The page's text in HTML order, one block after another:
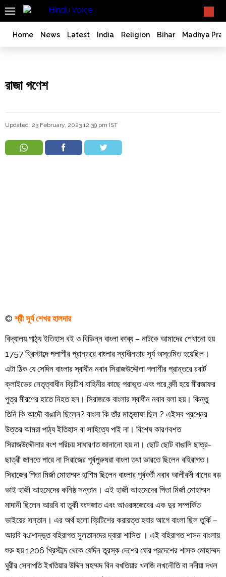
SEARCH
India
Bangladesh
World
Love
Jihad
Opinion
Home News Latest India Religion Bihar Madhya
রাজা গণেশ
Updated: 23 February, 2023 12:39 pm IST
©শ্রী সূর্য শেখর হালদার
বিদ্যালয় পাঠ্য ইতিহাস বই ও বিভিন্ন বাংলা কাব্য – নাটকে আমাদের শেখানো হয়
1757 খ্রিস্টাব্দে পলাশীর প্রান্তরে বাংলার স্বাধীনতার সূর্য অস্তমিত হয়েছিল।
এটা ঠিক যে সেদিন বাংলার স্বাধীন নবাব সিরাজউদ্দৌলা পলাশীর প্রান্তরে রবার্ট
ক্লাইভের নেতৃত্বাধীন ব্রিটিশ বাহিনীর কাছে পরাভূত এবং পরে বন্দী হয়ে মীরজাফর
পুত্র মীরণের হাতে নিহত হন। সিরাজকে বাংলার স্বাধীন নবাব বলা হয়। কিন্তু
তিনি কি আদৌ বাঙালি ছিলেন? বাংলা কি তাঁর মাতৃভাষা ছিল ? এইসব প্রশ্নের
উত্তর আমরা পাঠ্য ইতিহাস বা সাহিত্যে পাই না। বিশেষ কারণবশত
সিরাজউদ্দৌলার বংশ পরিচয় সাধারণত জানানো হয় না। ছোট ছোট বাঙালি ছাত্র-
ছাত্রী জানতে পারে না সিরাজের পূর্বপুরুষরা বাংলা তথা ভারতে ছিলেন বহিরাগত।
সিরাজের পিতা মির্জা মোহাম্মদ হাশিম ছিলেন বাংলার পূর্ববর্তী নবাব আলীবর্দী খানের বড়
ভাই হাজী আহমেদের কনিষ্ঠ সন্তান। এই হাজী আহমেদের পিতা মির্জা মোহাম্মদ
মাদানী ছিলেন আরবি বা তুর্কী বংশজাত এবং আওরঙ্গজেবের এক দুর সম্পর্কিত
ভাইয়ের সন্তান। এর অর্থ হলো ব্রিটিশের করায়ত্ত হবার আগে বাংলা ছিল তুর্কি –
আরবি বংশোদ্ভূত বহিরাগত সুলতানদের দ্বারা শাসিত । এই বহিরাগত শাসন বাংলায়
শুরু হয় 1206 খ্রিস্টাব্দ থেকে যেদিন তুরস্ক দেশের ঘোর প্রদেশের শাসক মোহাম্মদ
ঘুরীর সেনাপতি ইখতিয়ার উদ্দিন মহম্মদ বিন বখতিয়ার খলজি লখনৌতি বা নদীয়া দখল